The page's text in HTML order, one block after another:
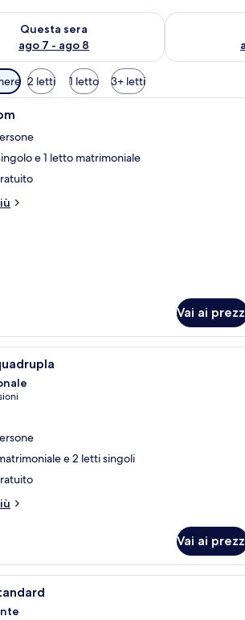
Questa sera
ago 7 - ago 8
per questa sera, ago 7 - ago 8
Verifica la
2 letti 1 letto 3+ letti
Camera d'albergo con due
e 1 letto matrimoniale
Vai ai
Una camera d'albergo con
e 2 letti singoli
Vai ai
Una camera d'albergo